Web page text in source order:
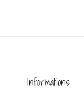
Informations